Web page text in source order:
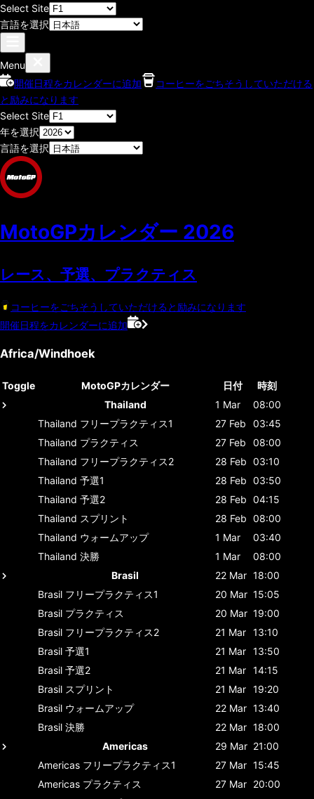
Select Site
言語を選択
Menu
開催日程をカレンダーに追加
コーヒーをごちそうしていただける
と励みになります
Select Site
年を選択
言語を選択
MotoGPカレンダー 2026
レース、予選、プラクティス
コーヒーをごちそうしていただけると励みになります
開催日程をカレンダーに追加
Africa/Windhoek
Toggle MotoGPカレンダー 日付
時刻
Thailand
1 Mar
08:00
Thailand フリープラクティス1 27 Feb
03:45
Thailand プラクティス 27 Feb
08:00
Thailand フリープラクティス2 28 Feb 03:10
Thailand 予選1 28 Feb 03:50
Thailand 予選2 28 Feb 04:15
Thailand スプリント 28 Feb 08:00
Thailand ウォームアップ 1 Mar
03:40
Thailand 決勝 1 Mar
08:00
Brasil
22 Mar 18:00
Brasil フリープラクティス1 20 Mar 15:05
Brasil プラクティス 20 Mar 19:00
Brasil フリープラクティス2 21 Mar 13:10
Brasil 予選1 21 Mar 13:50
Brasil 予選2 21 Mar 14:15
Brasil スプリント 21 Mar 19:20
Brasil ウォームアップ 22 Mar 13:40
Brasil 決勝 22 Mar 18:00
Americas
29 Mar 21:00
Americas フリープラクティス1 27 Mar 15:45
Americas プラクティス 27 Mar 20:00